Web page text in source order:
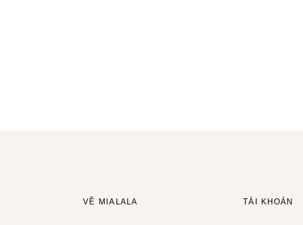
VỀ MIALALA TÀI KHOẢN